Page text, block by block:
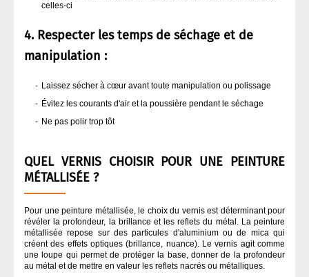
celles-ci
4. Respecter les temps de séchage et de
manipulation :
Laissez sécher à cœur avant toute manipulation ou polissage
Évitez les courants d'air et la poussière pendant le séchage
Ne pas polir trop tôt
QUEL VERNIS CHOISIR POUR UNE PEINTURE
MÉTALLISÉE ?
Pour une peinture métallisée, le choix du vernis est déterminant pour
révéler la profondeur, la brillance et les reflets du métal. La peinture
métallisée repose sur des particules d'aluminium ou de mica qui
créent des effets optiques (brillance, nuance). Le vernis agit comme
une loupe qui permet de protéger la base, donner de la profondeur
au métal et de mettre en valeur les reflets nacrés ou métalliques.